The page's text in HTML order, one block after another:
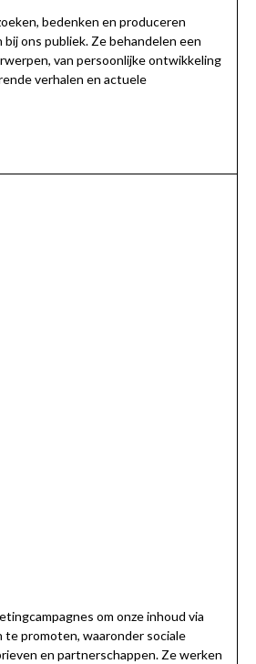
bedenken en produceren
bij ons publiek. Ze behandelen een
van persoonlijke ontwikkeling
verhalen en actuele
om onze inhoud via
te promoten, waaronder sociale
en partnerschappen. Ze werken